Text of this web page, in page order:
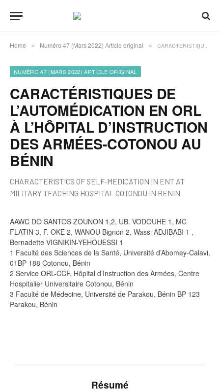
Home » Numéro 47 (Mars 2022) Article original » CARACTÉRISTIQUES DE L’AUTOMÉDICATION EN ORL À L’HÔPITAL D’INSTRUCTION DES ARMÉES-COTONOU AU BÉNIN
NUMÉRO 47 (MARS 2022) ARTICLE ORIGINAL
CARACTÉRISTIQUES DE
L’AUTOMÉDICATION EN ORL
À L’HÔPITAL D’INSTRUCTION
DES ARMÉES-COTONOU AU
BÉNIN
CHARACTERISTICS OF SELF-MEDICATION IN ENT AT
MILITARY TEACHING HOSPITAL COTONOU IN BENIN
AAWC DO SANTOS ZOUNON 1,2, UB. VODOUHE 1, MC
FLATIN 3, F. OKE 2, WANOU Bignon 2, Wassi ADJIBABI 1 ,
Bernadette VIGNIKIN-YEHOUESSI 1
1 Faculté des Sciences de la Santé, Université d’Abomey-Calavi,
01BP 188 Cotonou, Bénin
2 Service ORL-CCF, Hôpital d’Instruction des Armées, Centre
Hospitalier Universitaire Cotonou, Bénin
3 Faculté de Médecine, Université de Parakou, Bénin BP 123
Parakou, Bénin
Résumé